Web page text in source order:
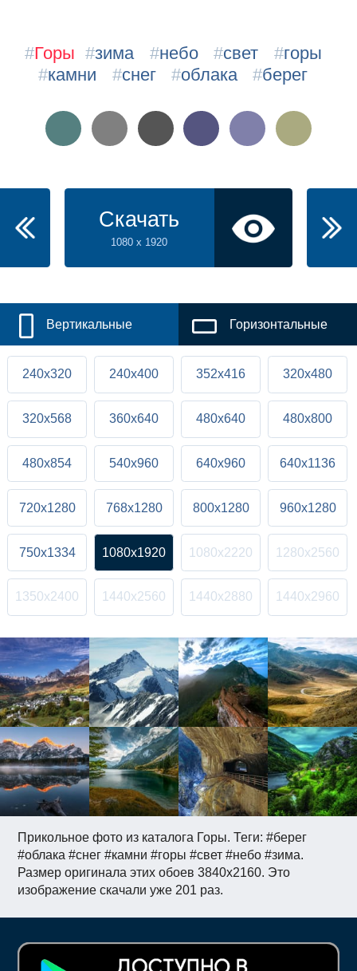
Прикольное фото из каталога Горы. Теги: #берег
#облака #снег #камни #горы #свет #небо #зима.
Размер оригинала этих обоев 3840x2160. Это
изображение скачали уже 201 раз.
#Горы #зима #небо #свет #горы
#камни #снег #облака #берег
Скачать
1080 x 1920
Вертикальные Горизонтальные
240x320 240x400 352x416 320x480
320x568 360x640 480x640 480x800
480x854 540x960 640x960 640x1136
720x1280 768x1280 800x1280 960x1280
750x1334 1080x1920 1080x2220 1280x2560
1350x2400 1440x2560 1440x2880 1440x2960